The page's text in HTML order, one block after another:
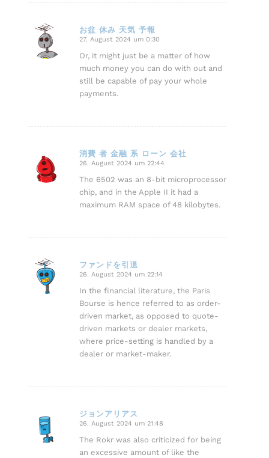
お盆 休み 天気 予報
sagte:
27. August 2024 um 0:30
Or, it might just be a matter of how
much money you can do with out and
still be capable of pay your whole
payments.
消費 者 金融 系 ローン 会社
sagte:
26. August 2024 um 22:44
The 6502 was an 8-bit microprocessor
chip, and in the Apple II it had a
maximum RAM space of 48 kilobytes.
ファンドを引退
sagte:
26. August 2024 um 22:14
In the financial literature, the Paris
Bourse is hence referred to as order-
driven market, as opposed to quote-
driven markets or dealer markets,
where price-setting is handled by a
dealer or market-maker.
ジョンアリアス
sagte:
26. August 2024 um 21:48
The Rokr was also criticized for being
an excessive amount of like the